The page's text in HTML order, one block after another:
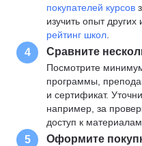
покупателей курсов
изучить опыт
рейтинг школ
4 Сравните
Посмотрите
программы,
и сертификат.
например, за
доступ к материалам.
5 Оформите